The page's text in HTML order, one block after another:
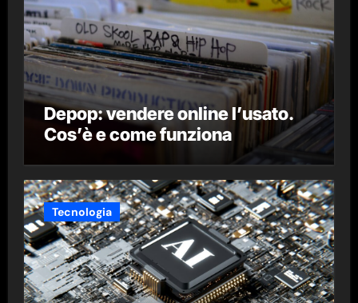
Depop: vendere online l’usato.
Cos’è e come funziona
Tecnologia